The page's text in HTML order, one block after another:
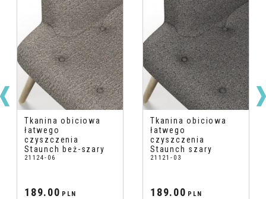
Tkanina obiciowa
łatwego
czyszczenia
Staunch beż-szary
21124-06
189.00 PLN
Tkanina obiciowa
łatwego
czyszczenia
Staunch szary
21121-03
189.00 PLN